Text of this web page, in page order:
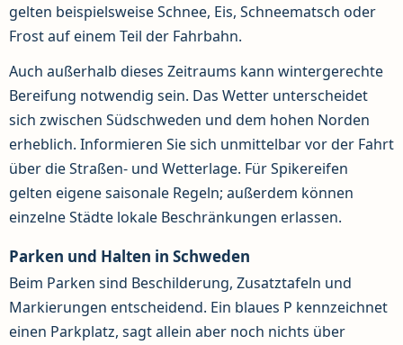
gelten beispielsweise Schnee, Eis, Schneematsch oder
Frost auf einem Teil der Fahrbahn.
Auch außerhalb dieses Zeitraums kann wintergerechte
Bereifung notwendig sein. Das Wetter unterscheidet
sich zwischen Südschweden und dem hohen Norden
erheblich. Informieren Sie sich unmittelbar vor der Fahrt
über die Straßen- und Wetterlage. Für Spikereifen
gelten eigene saisonale Regeln; außerdem können
einzelne Städte lokale Beschränkungen erlassen.
Parken und Halten in Schweden
Beim Parken sind Beschilderung, Zusatztafeln und
Markierungen entscheidend. Ein blaues P kennzeichnet
einen Parkplatz, sagt allein aber noch nichts über